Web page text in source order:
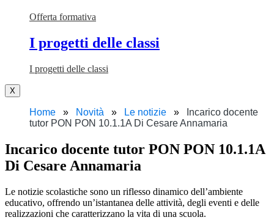
Offerta formativa
I progetti delle classi
I progetti delle classi
X
Home Novità Le notizie
Incarico docente
tutor PON PON 10.1.1A Di Cesare Annamaria
Incarico docente tutor PON PON 10.1.1A
Di Cesare Annamaria
Le notizie scolastiche sono un riflesso dinamico dell’ambiente
educativo, offrendo un’istantanea delle attività, degli eventi e delle
realizzazioni che caratterizzano la vita di una scuola.